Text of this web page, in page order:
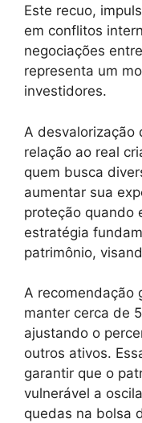
Este recuo,
em conflitos
negociações
representa um
investidores.
A desvalorização
relação ao real
quem busca
aumentar sua
proteção quando
estratégia
patrimônio,
A recomendação
manter cerca de
ajustando o
outros ativos.
garantir que o
vulnerável a
quedas na bolsa